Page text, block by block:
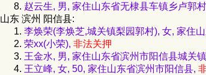
赵云生, 男, 家住山东省无棣县车镇乡卢郭
山东 滨州 阳信县:
李焕荣(李焕芝,城关镇梨园郭村), 女, 家住
荣xx(小荣), 非法关押
王金水, 男, 家住山东省滨州市阳信县城关
王立峰, 女, 50, 家住山东省滨州市阳信县,